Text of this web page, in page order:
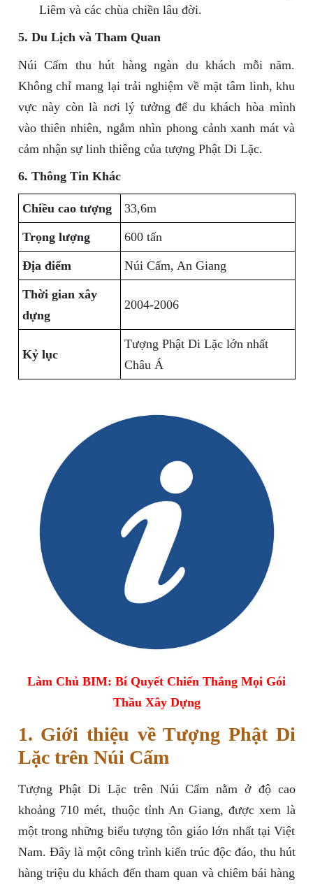
Liêm và các chùa chiền lâu đời.
5. Du Lịch và Tham Quan
Núi Cấm thu hút hàng ngàn du khách mỗi năm.
Không chỉ mang lại trải nghiệm về mặt tâm linh, khu
vực này còn là nơi lý tưởng để du khách hòa mình
vào thiên nhiên, ngắm nhìn phong cảnh xanh mát và
cảm nhận sự linh thiêng của tượng Phật Di Lặc.
6. Thông Tin Khác
Chiều cao tượng 33,6m
Trọng lượng 600 tấn
Địa điểm Núi Cấm, An Giang
Thời gian xây
dựng
2004-2006
Kỷ lục
Tượng Phật Di Lặc lớn nhất
Châu Á
Làm Chủ BIM: Bí Quyết Chiến Thắng Mọi Gói
Thầu Xây Dựng
1. Giới thiệu về Tượng Phật Di
Lặc trên Núi Cấm
Tượng Phật Di Lặc trên Núi Cấm nằm ở độ cao
khoảng 710 mét, thuộc tỉnh An Giang, được xem là
một trong những biểu tượng tôn giáo lớn nhất tại Việt
Nam. Đây là một công trình kiến trúc độc đáo, thu hút
hàng triệu du khách đến tham quan và chiêm bái hàng